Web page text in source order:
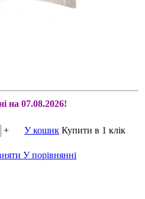
на 07.08.2026!
+ У кошик Купити в 1 клік
У порівнянні